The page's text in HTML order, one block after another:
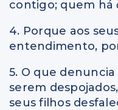
contigo; quem há
4. Porque aos
entendimento,
5. O que
serem
seus filhos